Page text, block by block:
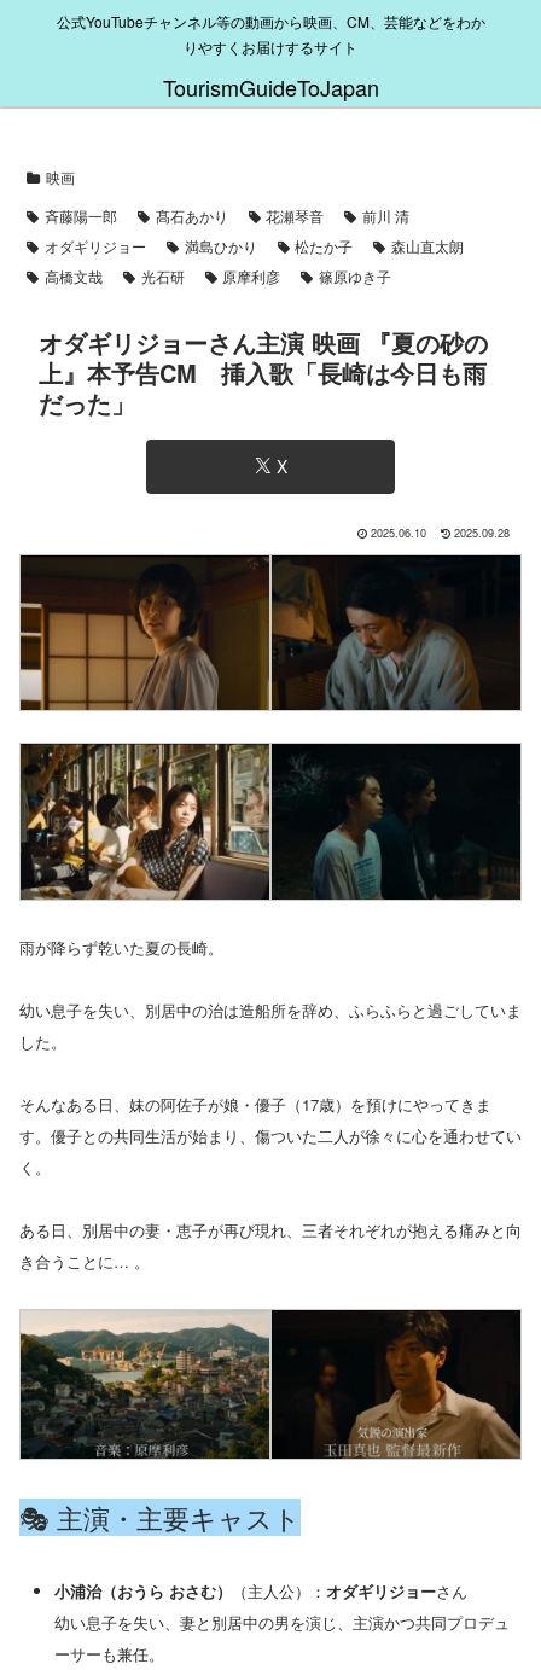
公式YouTubeチャンネル等の動画から映画、CM、芸能などをわか
りやすくお届けするサイト
TourismGuideToJapan
映画
斉藤陽一郎
髙石あかり 花瀬琴音
前川 清
オダギリジョー
満島ひかり 松たか子
森山直太朗
高橋文哉
光石研 原摩利彦 篠原ゆき子
オダギリジョーさん主演 映画 『夏の砂の
上』本予告CM 挿入歌「長崎は今日も雨
だった」
X
2025.06.10 2025.09.28
雨が降らず乾いた夏の長崎。
幼い息子を失い、別居中の治は造船所を辞め、ふらふらと過ごしていま
した。
そんなある日、妹の阿佐子が娘・優子（17歳）を預けにやってきま
す。優子との共同生活が始まり、傷ついた二人が徐々に心を通わせてい
く。
ある日、別居中の妻・恵子が再び現れ、三者それぞれが抱える痛みと向
き合うことに… 。
🎭 主演・主要キャスト
小浦治（おうら おさむ） （主人公）： オダギリジョーさん
幼い息子を失い、妻と別居中の男を演じ、主演かつ共同プロデュ
ーサーも兼任。